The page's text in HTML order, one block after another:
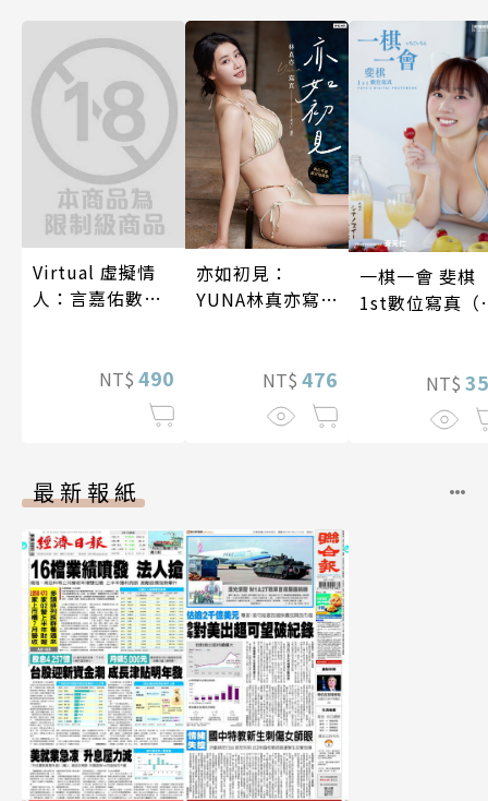
Virtual 虛擬情
人：言嘉佑數位
NT$ 490
亦如初見：
YUNA林真亦寫
NT$ 476
一棋一會 斐棋
1st數位寫真（
NT$
最新報紙